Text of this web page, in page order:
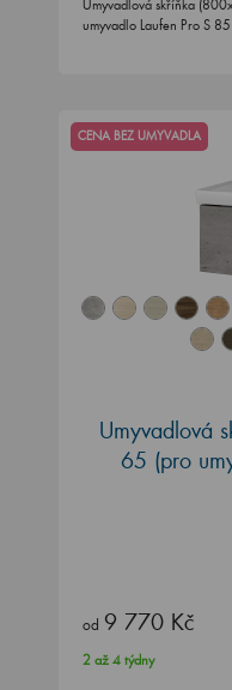
Umyvadlová skříňka
umyvadlo Laufen Pro S
CENA BEZ UMYVADLA
Umyvadlová
65 (pro
od 9 770 Kč
2 až 4 týdny